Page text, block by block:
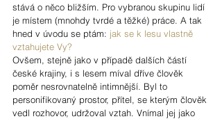
stává o něco bližším. Pro vybranou skupinu lidí
je místem (mnohdy tvrdé a těžké) práce. A tak
hned v úvodu se ptám: jak se k lesu vlastně
vztahujete Vy?
Ovšem, stejně jako v případě dalších částí
české krajiny, i s lesem míval dříve člověk
poměr nesrovnatelně intimnější. Byl to
personifikovaný prostor, přítel, se kterým člověk
vedl rozhovor, udržoval vztah. Vnímal jej jako